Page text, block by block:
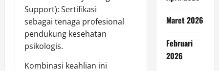
Support): Sertifikasi
sebagai tenaga profesional
pendukung kesehatan
psikologis.
Kombinasi keahlian ini
Maret 2026
Februari
2026